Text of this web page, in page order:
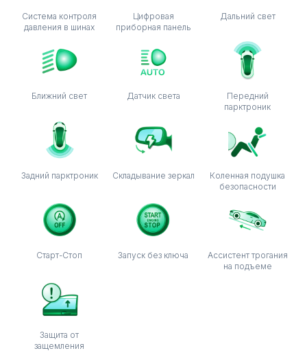
Система контроля
давления в шинах
Цифровая
приборная панель
Дальний свет
Ближний свет Датчик света
Передний
парктроник
Задний парктроник Складывание зеркал
Коленная подушка
безопасности
Старт-Стоп Запуск без ключа
Ассистент трогания
на подъеме
Защита от
защемления